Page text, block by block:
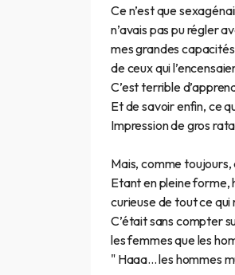
Ce n’est que
n’avais pas pu régler
mes grandes
de ceux qui
C’est terrible
Et de savoir enfin, ce
Impression de gros
Mais, comme toujours,
Etant en pleine forme,
curieuse de tout ce
C’était sans compter
les femmes que les
" Haaa... les hommes